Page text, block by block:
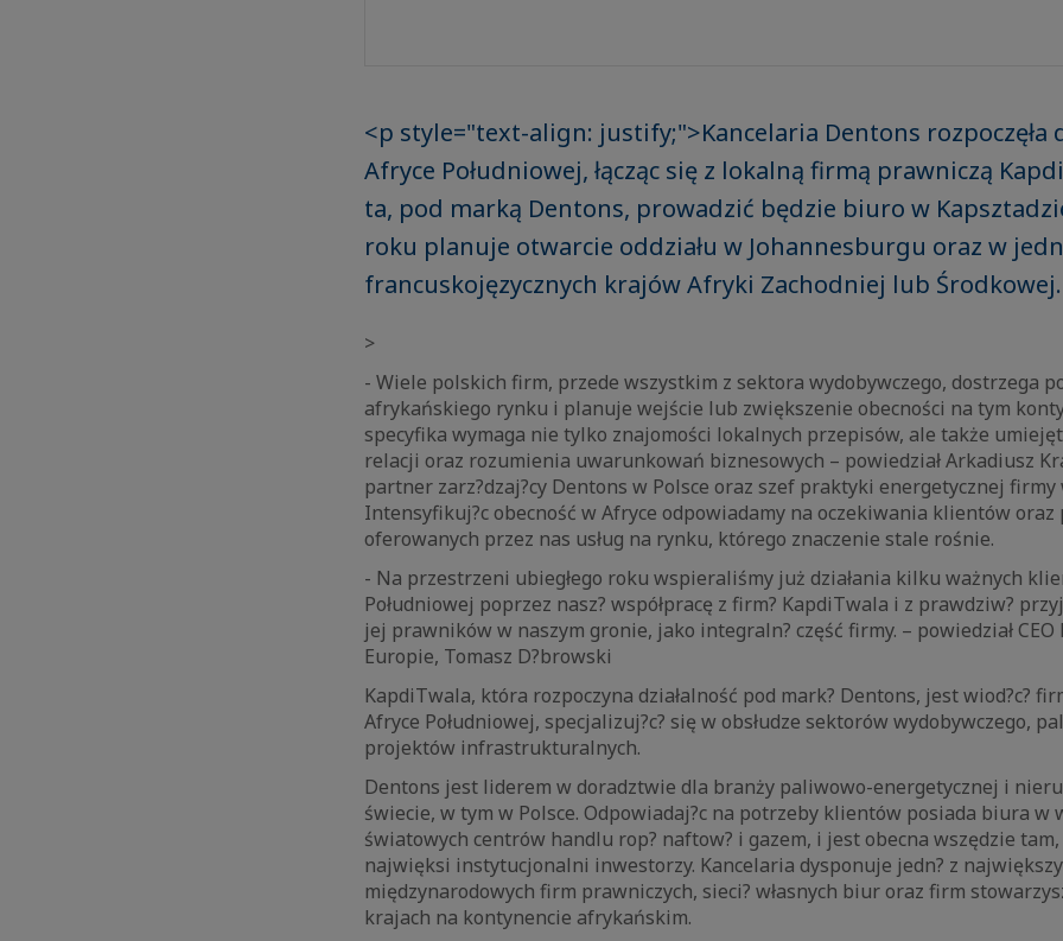
<p style="text-align: justify;">Kancelaria Dentons rozpoczęła
Afryce Południowej, łącząc się z lokalną firmą prawniczą
ta, pod marką Dentons, prowadzić będzie biuro w
roku planuje otwarcie oddziału w Johannesburgu oraz w
francuskojęzycznych krajów Afryki Zachodniej lub
>
- Wiele polskich firm, przede wszystkim z sektora wydobywczego, dostrzega
afrykańskiego rynku i planuje wejście lub zwiększenie obecności na tym
specyfika wymaga nie tylko znajomości lokalnych przepisów, ale także
relacji oraz rozumienia uwarunkowań biznesowych – powiedział Arkadiusz
partner zarz?dzaj?cy Dentons w Polsce oraz szef praktyki energetycznej firmy
Intensyfikuj?c obecność w Afryce odpowiadamy na oczekiwania klientów oraz
oferowanych przez nas usług na rynku, którego znaczenie stale rośnie.
- Na przestrzeni ubiegłego roku wspieraliśmy już działania kilku ważnych
Południowej poprzez nasz? współpracę z firm? KapdiTwala i z prawdziw?
jej prawników w naszym gronie, jako integraln? część firmy. – powiedział
Europie, Tomasz D?browski
KapdiTwala, która rozpoczyna działalność pod mark? Dentons, jest wiod?c?
Afryce Południowej, specjalizuj?c? się w obsłudze sektorów wydobywczego,
projektów infrastrukturalnych.
Dentons jest liderem w doradztwie dla branży paliwowo-energetycznej i
świecie, w tym w Polsce. Odpowiadaj?c na potrzeby klientów posiada biura w
światowych centrów handlu rop? naftow? i gazem, i jest obecna wszędzie
najwięksi instytucjonalni inwestorzy. Kancelaria dysponuje jedn? z
międzynarodowych firm prawniczych, sieci? własnych biur oraz firm
krajach na kontynencie afrykańskim.